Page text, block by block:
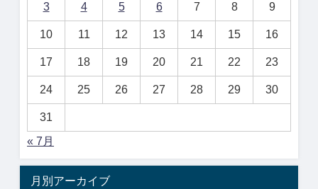
3 4 5 6 7 8 9
10 11 12 13 14 15 16
17 18 19 20 21 22 23
24 25 26 27 28 29 30
31
« 7月
月別アーカイブ